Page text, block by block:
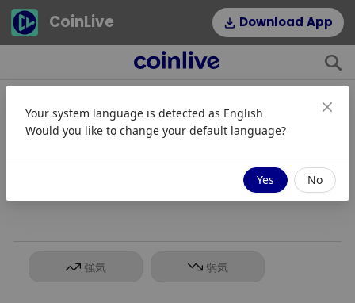
CoinLive Download App
Ondo Perpsの公開から48時間で取
強気 弱気
Your system language is detected as English
Would you like to change your default language?
Yes No